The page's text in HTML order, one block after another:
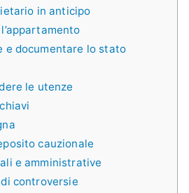
in anticipo
e documentare lo stato
le utenze
cauzionale
e amministrative
controversie